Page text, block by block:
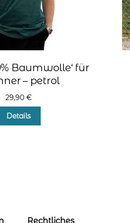
Baumwolle‘ für
– petrol
29,90€
Details
der
Rechtliches